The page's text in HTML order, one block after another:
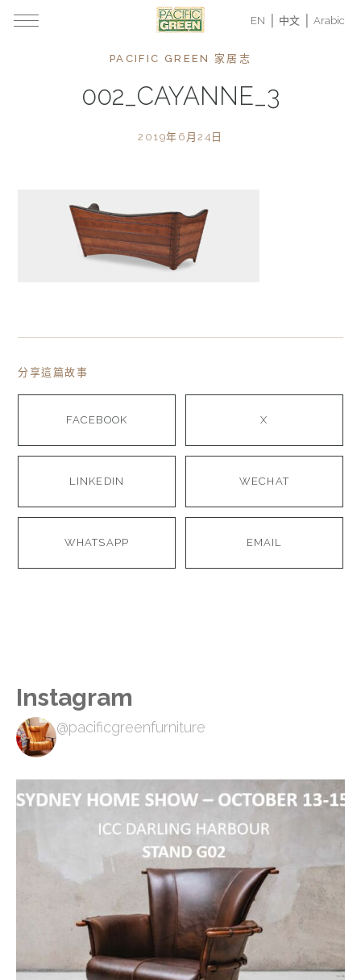
EN 中文 Arabic
PACIFIC GREEN 家居志
002_CAYANNE_3
2019年6月24日
分享這篇故事
FACEBOOK X
LINKEDIN WECHAT
WHATSAPP EMAIL
Instagram
@pacificgreenfurniture